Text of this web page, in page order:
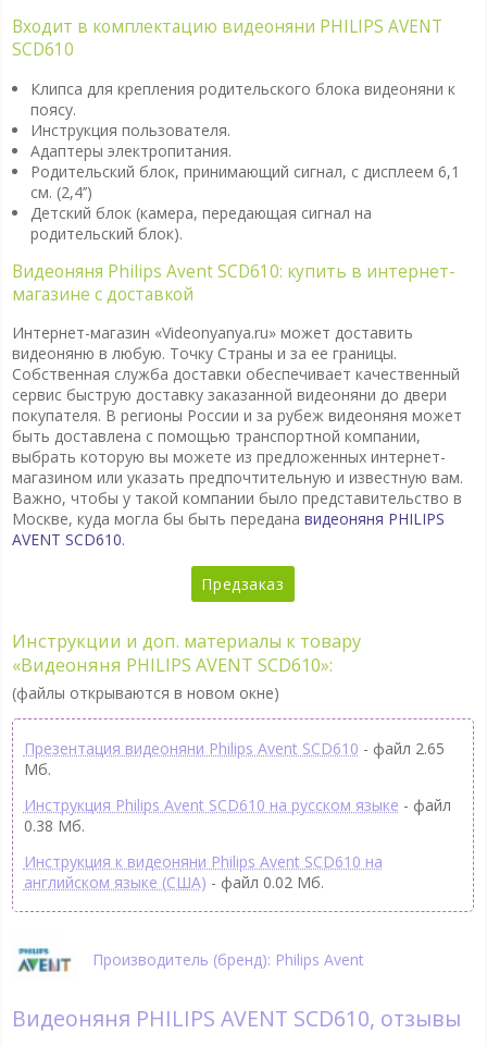
Входит в комплектацию видеоняни PHILIPS AVENT
SCD610
Клипса для крепления родительского блока видеоняни к
поясу.
Инструкция пользователя.
Адаптеры электропитания.
Родительский блок, принимающий сигнал, с дисплеем 6,1
см. (2,4’’)
Детский блок (камера, передающая сигнал на
родительский блок).
Видеоняня Philips Avent SCD610: купить в интернет-
магазине с доставкой
Интернет-магазин «Videonyanya.ru» может доставить
видеоняню в любую. Точку Страны и за ее границы.
Собственная служба доставки обеспечивает качественный
сервис быструю доставку заказанной видеоняни до двери
покупателя. В регионы России и за рубеж видеоняня может
быть доставлена с помощью транспортной компании,
выбрать которую вы можете из предложенных интернет-
магазином или указать предпочтительную и известную вам.
Важно, чтобы у такой компании было представительство в
Москве, куда могла бы быть передана видеоняня PHILIPS
AVENT SCD610.
Предзаказ
Инструкции и доп. материалы к товару
«Видеоняня PHILIPS AVENT SCD610»:
(файлы открываются в новом окне)
Презентация видеоняни Philips Avent SCD610 - файл 2.65
Мб.
Инструкция Philips Avent SCD610 на русском языке - файл
0.38 Мб.
Инструкция к видеоняни Philips Avent SCD610 на
английском языке (США) - файл 0.02 Мб.
Производитель (бренд): Philips Avent
Видеоняня PHILIPS AVENT SCD610, отзывы